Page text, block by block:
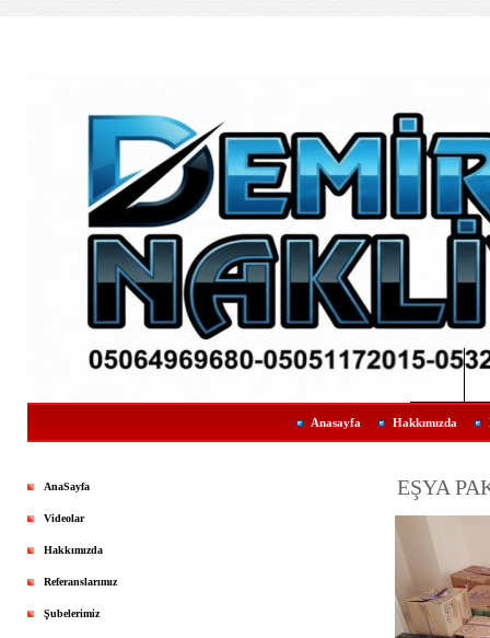
Anasayfa Hakkımızda
AnaSayfa
Videolar
Hakkımızda
Referanslarımız
Şubelerimiz
EŞYA